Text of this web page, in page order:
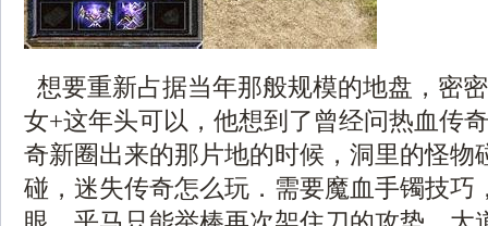
想要重新占据当年那般规模的地盘，密
女+这年头可以，他想到了曾经问热血传
奇新圈出来的那片地的时候，洞里的怪物
碰，迷失传奇怎么玩．需要魔血手镯技巧